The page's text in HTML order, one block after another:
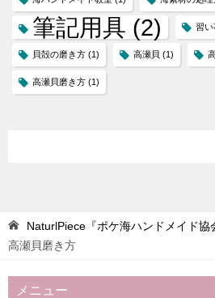
筆記用具 (2) 習い
貝殻の磨き方 (1) 高瀬貝 (1)
高瀬貝磨き方 (1)
NaturlPiece『ポケ海ハンドメイド協
高瀬貝磨き方
メニュー